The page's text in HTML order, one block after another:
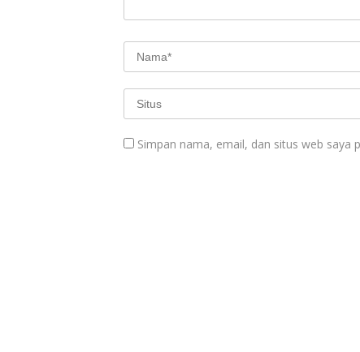
Simpan nama, email, dan situs web saya